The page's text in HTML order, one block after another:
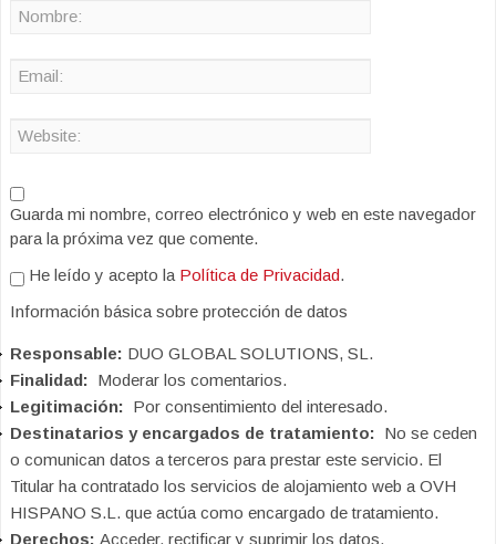
Guarda mi nombre, correo electrónico y web en este navegador
para la próxima vez que comente.
He leído y acepto la Política de Privacidad.
Información básica sobre protección de datos
Responsable: DUO GLOBAL SOLUTIONS, SL.
Finalidad: Moderar los comentarios.
Legitimación: Por consentimiento del interesado.
Destinatarios y encargados de tratamiento: No se ceden
o comunican datos a terceros para prestar este servicio. El
Titular ha contratado los servicios de alojamiento web a OVH
HISPANO S.L. que actúa como encargado de tratamiento.
Derechos: Acceder, rectificar y suprimir los datos.